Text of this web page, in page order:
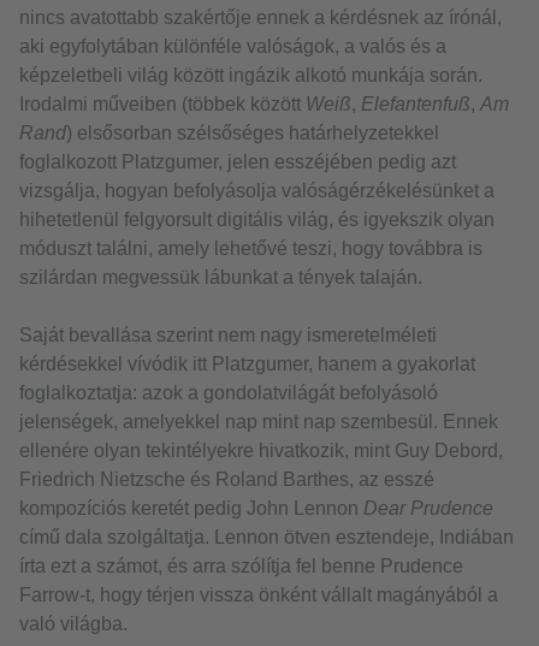
nincs avatottabb szakértője ennek a kérdésnek az írónál,
aki egyfolytában különféle valóságok, a valós és a
képzeletbeli világ között ingázik alkotó munkája során.
Irodalmi műveiben (többek között Weiß, Elefantenfuß, Am
Rand) elsősorban szélsőséges határhelyzetekkel
foglalkozott Platzgumer, jelen esszéjében pedig azt
vizsgálja, hogyan befolyásolja valóságérzékelésünket a
hihetetlenül felgyorsult digitális világ, és igyekszik olyan
móduszt találni, amely lehetővé teszi, hogy továbbra is
szilárdan megvessük lábunkat a tények talaján.
Saját bevallása szerint nem nagy ismeretelméleti
kérdésekkel vívódik itt Platzgumer, hanem a gyakorlat
foglalkoztatja: azok a gondolatvilágát befolyásoló
jelenségek, amelyekkel nap mint nap szembesül. Ennek
ellenére olyan tekintélyekre hivatkozik, mint Guy Debord,
Friedrich Nietzsche és Roland Barthes, az esszé
kompozíciós keretét pedig John Lennon Dear Prudence
című dala szolgáltatja. Lennon ötven esztendeje, Indiában
írta ezt a számot, és arra szólítja fel benne Prudence
Farrow-t, hogy térjen vissza önként vállalt magányából a
való világba.